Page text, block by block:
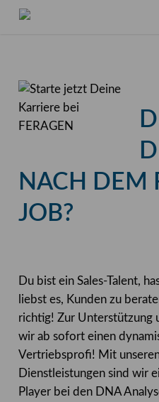
Skip
NACH DEM
JOB?
Du bist ein Sales-Talent,
liebst es, Kunden zu
richtig! Zur Unterstützung
wir ab sofort einen
Vertriebsprofi! Mit
Dienstleistungen sind wir
Player bei den DNA